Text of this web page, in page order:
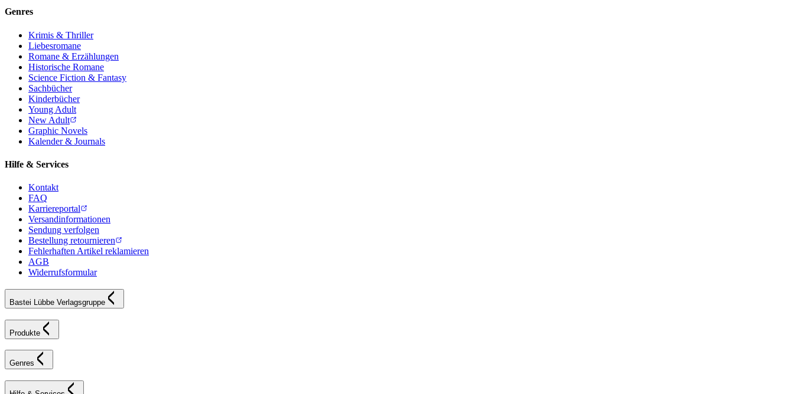
Genres
Krimis & Thriller
Liebesromane
Romane & Erzählungen
Historische Romane
Science Fiction & Fantasy
Sachbücher
Kinderbücher
Young Adult
New Adult
Graphic Novels
Kalender & Journals
Hilfe & Services
Kontakt
FAQ
Karriereportal
Versandinformationen
Sendung verfolgen
Bestellung retournieren
Fehlerhaften Artikel reklamieren
AGB
Widerrufsformular
Bastei Lübbe Verlagsgruppe
Produkte
Genres